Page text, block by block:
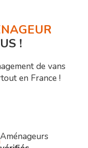
!
de vans
en France !
Aménageurs